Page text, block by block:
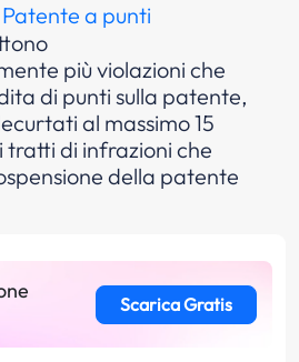
Patente a punti
più violazioni che
di punti sulla patente,
al massimo 15
tratti di infrazioni che
della patente
Scarica Gratis